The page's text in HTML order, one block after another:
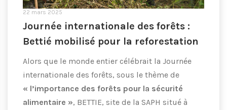
22 mars 2025
Journée internationale des forêts :
Bettié mobilisé pour la reforestation
Alors que le monde entier célébrait la Journée
internationale des forêts, sous le thème de
« l’importance des forêts pour la sécurité
alimentaire », BETTIE, site de la SAPH situé à